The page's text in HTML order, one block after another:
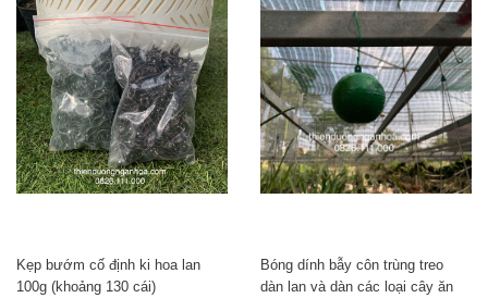
Kẹp bướm cố định ki hoa lan
100g (khoảng 130 cái)
Bóng dính bẫy côn trùng treo
dàn lan và dàn các loại cây ăn